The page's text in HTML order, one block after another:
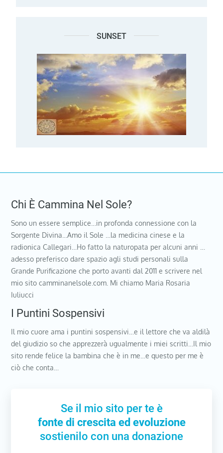
SUNSET
Chi È Cammina Nel Sole?
Sono un essere semplice…in profonda connessione con la
Sorgente Divina…Amo il Sole …la medicina cinese e la
radionica Callegari…Ho fatto la naturopata per alcuni anni …
adesso preferisco dare spazio agli studi personali sulla
Grande Purificazione che porto avanti dal 2011 e scrivere nel
mio sito camminanelsole.com. Mi chiamo Maria Rosaria
Iuliucci
I Puntini Sospensivi
Il mio cuore ama i puntini sospensivi…e il lettore che va aldilà
del giudizio so che apprezzerà ugualmente i miei scritti…Il mio
sito rende felice la bambina che è in me…e questo per me è
ciò che conta…
Se il mio sito per te è
fonte di crescita ed evoluzione
sostienilo con una donazione